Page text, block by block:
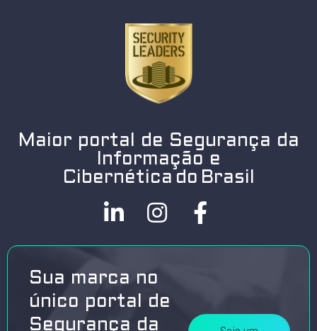
Maior portal de Segurança da
Informação e
Cibernética do Brasil
Sua marca no
único portal de
Segurança da